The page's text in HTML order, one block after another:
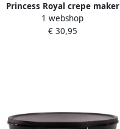
Princess Royal crepe maker
492227
1 webshop
€ 30,95